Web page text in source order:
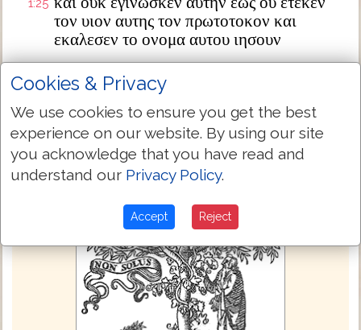
1:25
τον υιον αυτης τον πρωτοτοκον και
εκαλεσεν το ονομα αυτου ιησουν
Next Chapter »
Cookies & Privacy
We use cookies to ensure you get the best
experience on our website. By using our site
you acknowledge that you have read and
understand our Privacy Policy.
Accept Reject